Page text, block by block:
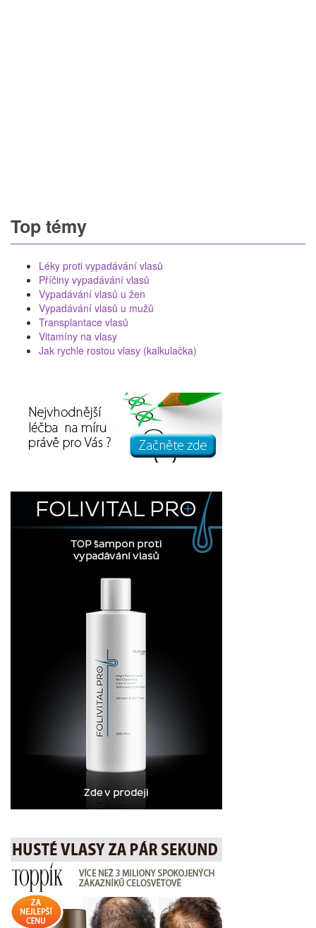
Top témy
Léky proti vypadávání vlasů
Příčiny vypadávání vlasů
Vypadávání vlasů u žen
Vypadávání vlasů u mužů
Transplantace vlasů
Vitamíny na vlasy
Jak rychle rostou vlasy (kalkulačka)